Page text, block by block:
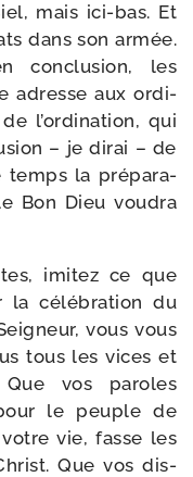
mais ici-​bas. Et
dans son armée.
conclu­sion, les
adresse aux ordi­
l’ordination, qui
– je dirai – de
temps la pré­pa­ra­
Bon Dieu vou­dra
imi­tez ce que
la célé­bra­tion du
vous vous
tous les vices et
Que vos paroles
le peuple de
vie, fasse les
Que vos dis­